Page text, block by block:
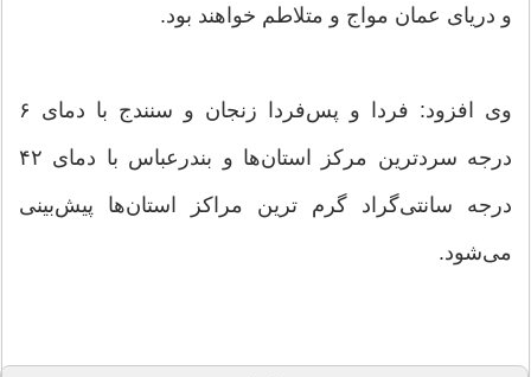
و دریای عمان مواج و متلاطم خواهند بود.
وی افزود: فردا و پس‌فردا زنجان و سنندج با دمای ۶
درجه سردترین مرکز استان‌ها و بندرعباس با دمای ۴۲
درجه سانتی‌گراد گرم ترین مراکز استان‌ها پیش‌بینی
می‌شود.